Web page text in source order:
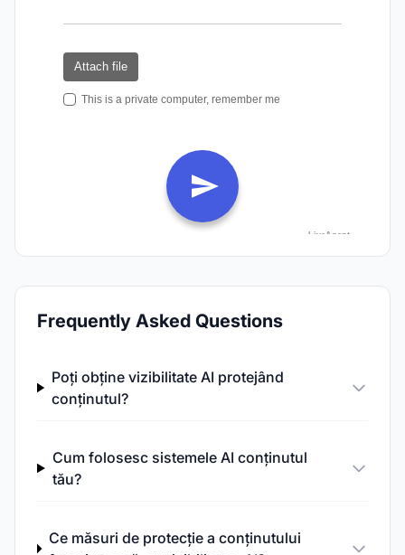
Frequently Asked Questions
Poți obține vizibilitate AI protejând
conținutul?
Cum folosesc sistemele AI conținutul
tău?
Ce măsuri de protecție a conținutului